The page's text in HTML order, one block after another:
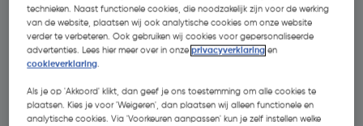
technieken. Naast functionele cookies, die noodzakelijk zijn voor de werking
van de website, plaatsen wij ook analytische cookies om onze website
verder te verbeteren. Ook gebruiken wij cookies voor gepersonaliseerde
advertenties. Lees hier meer over in onzeprivacyverklaring en
cookieverklaring.
Als je op 'Akkoord' klikt, dan geef je ons toestemming om alle cookies te
plaatsen. Kies je voor 'Weigeren', dan plaatsen wij alleen functionele en
analytische cookies. Via 'Voorkeuren aanpassen' kun je zelf instellen welke